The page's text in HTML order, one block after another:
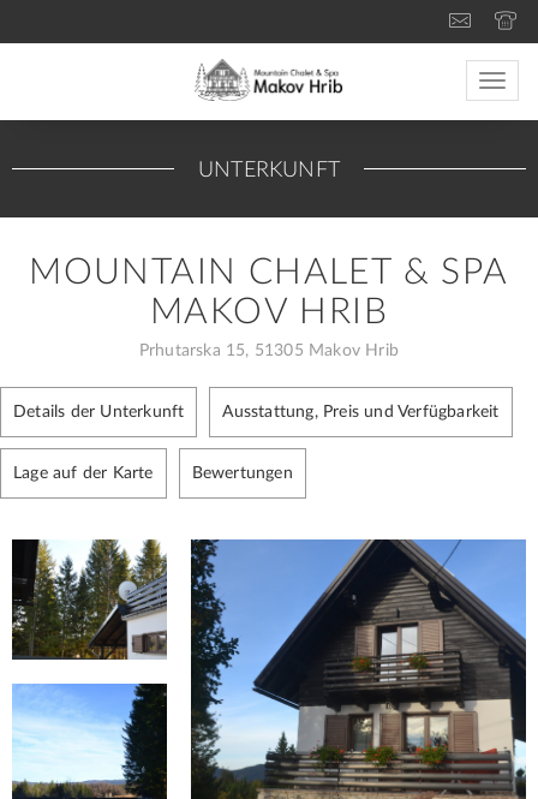
Toggle
UNTERKUNFT
MOUNTAIN CHALET & SPA
MAKOV HRIB
Prhutarska 15, 51305 Makov Hrib
Details der Unterkunft Ausstattung, Preis und Verfügbarkeit
Lage auf der Karte Bewertungen